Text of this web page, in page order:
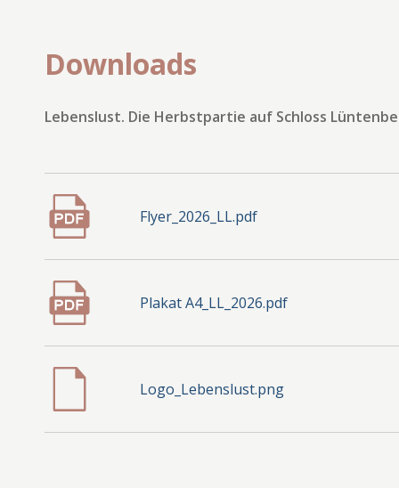
Downloads
Lebenslust. Die Herbstpartie auf Schloss
Flyer_2026_LL.pdf
Plakat A4_LL_2026.pdf
Logo_Lebenslust.png